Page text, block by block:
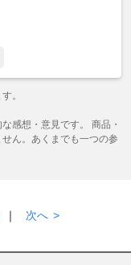
。
感想・意見です。 商品・
ん。あくまでも一つの参
｜ 次へ >